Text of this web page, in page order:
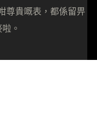
尊貴嘅表，都係留畀
。